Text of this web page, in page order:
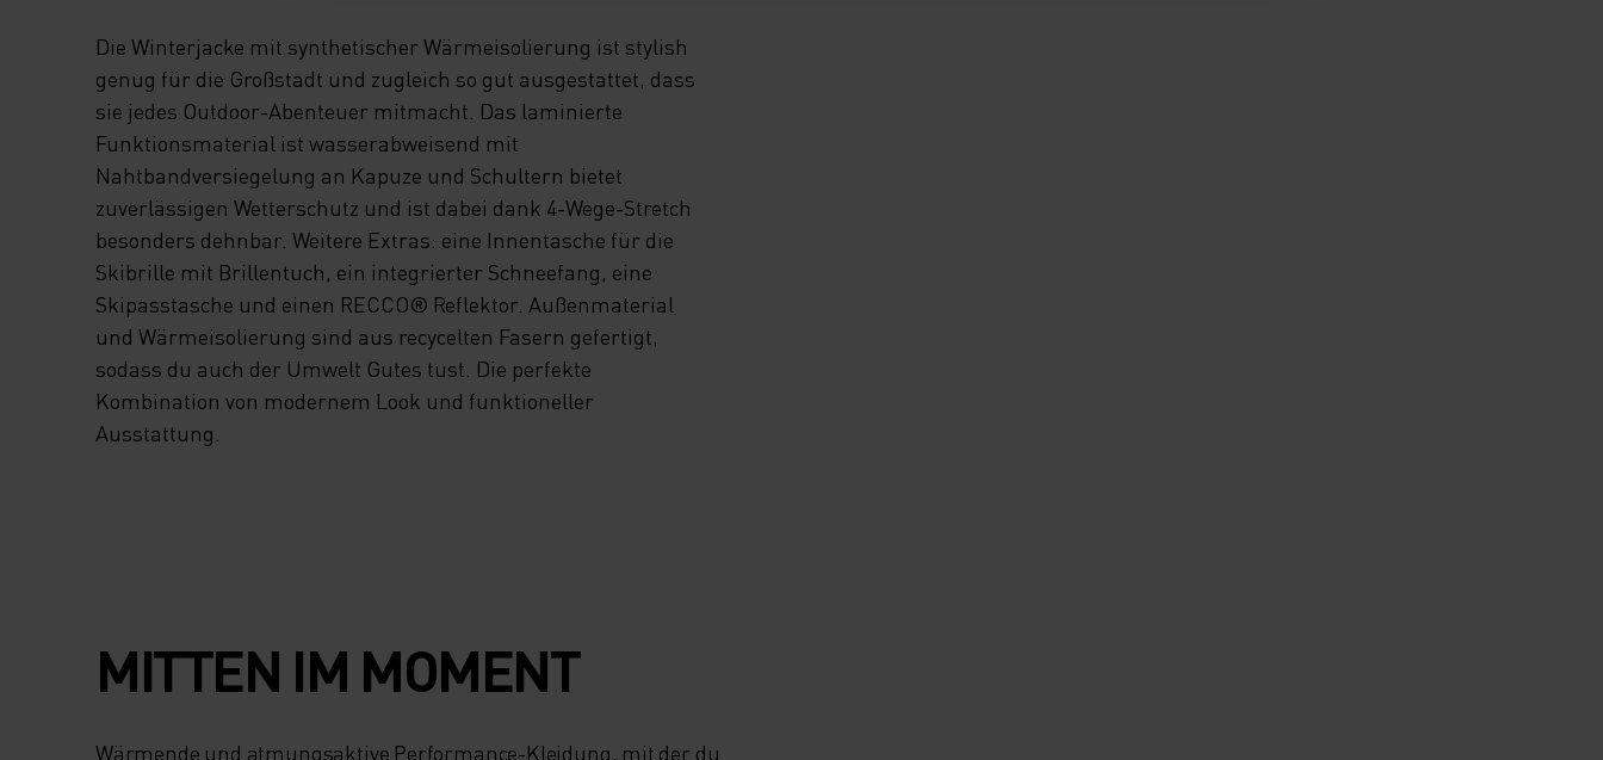
Die Winterjacke mit synthetischer Wärmeisolierung ist stylish
genug für die Großstadt und zugleich so gut ausgestattet, dass
sie jedes Outdoor-Abenteuer mitmacht. Das laminierte
Funktionsmaterial ist wasserabweisend mit
Nahtbandversiegelung an Kapuze und Schultern bietet
zuverlässigen Wetterschutz und ist dabei dank 4-Wege-Stretch
besonders dehnbar. Weitere Extras: eine Innentasche für die
Skibrille mit Brillentuch, ein integrierter Schneefang, eine
Skipasstasche und einen RECCO® Reflektor. Außenmaterial
und Wärmeisolierung sind aus recycelten Fasern gefertigt,
sodass du auch der Umwelt Gutes tust. Die perfekte
Kombination von modernem Look und funktioneller
Ausstattung.
MITTEN IM MOMENT
Wärmende und atmungsaktive Performance-Kleidung, mit der du